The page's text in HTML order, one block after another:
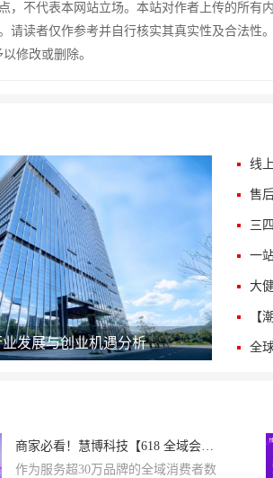
，不代表本网站立场。本站对作者上传的所有
请读者仅作参考并自行核实其真实性及合法性
修改或删除。
发展与创业机遇分析
商家必看！慧博科技【618 全域会员增长指南】4 个阶段 12 个核心动作助力您的 GMV 增长
作为服务超30万品牌的全域消费者数